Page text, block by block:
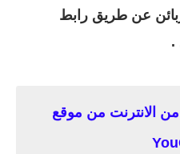
عن طريق رابط
.
الانترنت من موقع